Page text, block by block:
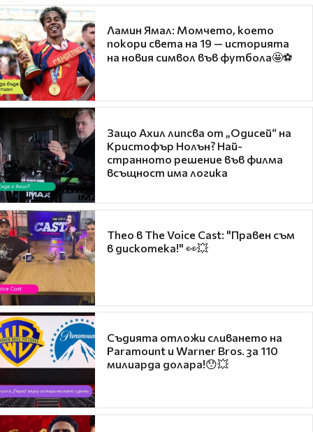
Ламин Ямал: Момчето, което
покори света на 19 — историята
на новия символ във футбола🤩⚽
Защо Ахил липсва от „Одисей“ на
Кристофър Нолън? Най-
странното решение във филма
всъщност има логика
Theo в The Voice Cast: "Правен съм
в дискотека!" 👀💥
Съдията отложи сливането на
Paramount и Warner Bros. за 110
милиарда долара!😯💥